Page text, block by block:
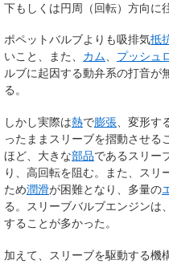
下もしくは円周（回転）方向に
ポペットバルブよりも吸排気抵
いこと、また、 カム、 プッシュ
ルブに起因する動弁系の打音が
る。
しかし実際は熱で膨張 、変形
ったままスリーブを摺動させる
ほど、大きな部品であるスリー
り、高回転を阻む。また、スリ
ため潤滑が困難となり、多量の
る。スリーブバルブエンジンは
することが多かった。
加えて、スリーブを駆動する機